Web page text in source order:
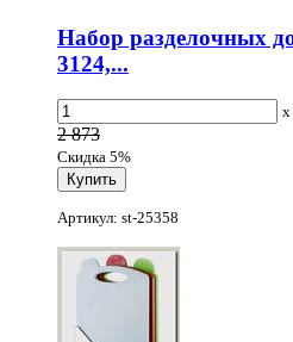
Набор разделочных
3124,...
x
2 873
Скидка 5%
Артикул: st-25358